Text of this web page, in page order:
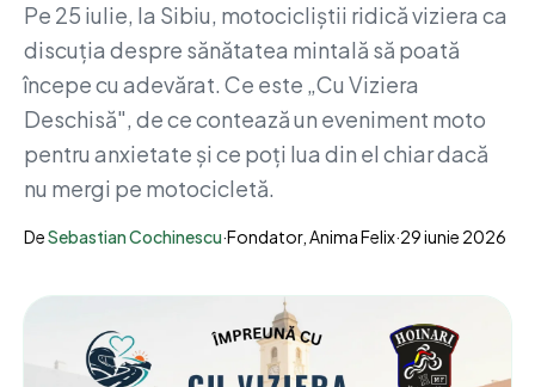
Pe 25 iulie, la Sibiu, motocicliștii ridică viziera ca
discuția despre sănătatea mintală să poată
începe cu adevărat. Ce este „Cu Viziera
Deschisă", de ce contează un eveniment moto
pentru anxietate și ce poți lua din el chiar dacă
nu mergi pe motocicletă.
DeSebastian Cochinescu·Fondator, Anima Felix·29 iunie 2026